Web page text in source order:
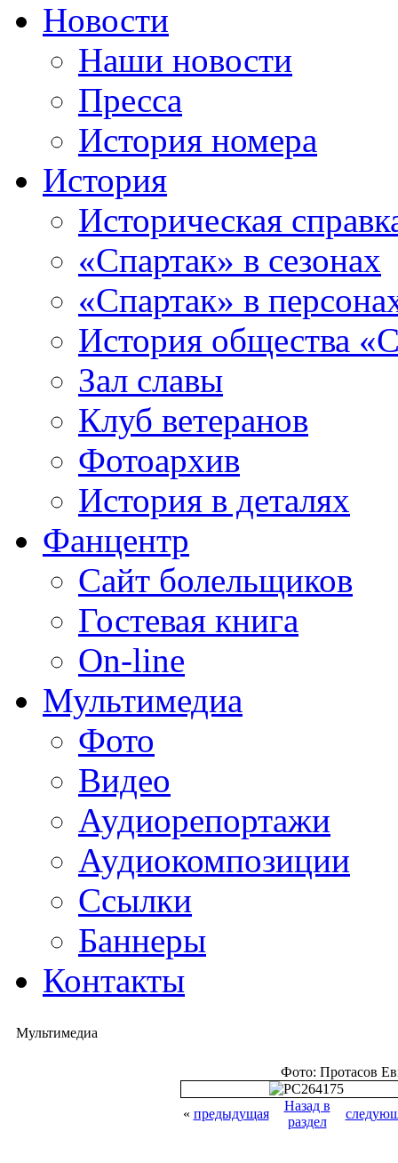
Новости
Наши новости
Пресса
История номера
История
Историческая
«Спартак» в сезонах
«Спартак» в
История общества
Зал славы
Клуб ветеранов
Фотоархив
История в деталях
Фанцентр
Сайт болельщиков
Гостевая книга
On-line
Мультимедиа
Фото
Видео
Аудиорепортажи
Аудиокомпозиции
Ссылки
Баннеры
Контакты
Мультимедиа
Фото: Протасов
« предыдущая
Назад в
раздел